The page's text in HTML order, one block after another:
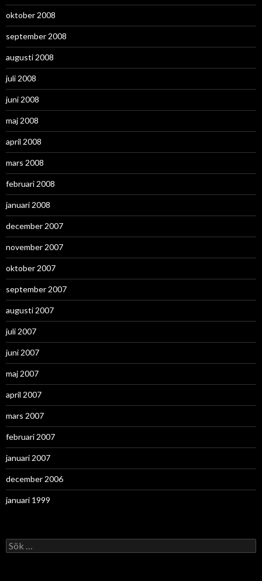
oktober 2008
september 2008
augusti 2008
juli 2008
juni 2008
maj 2008
april 2008
mars 2008
februari 2008
januari 2008
december 2007
november 2007
oktober 2007
september 2007
augusti 2007
juli 2007
juni 2007
maj 2007
april 2007
mars 2007
februari 2007
januari 2007
december 2006
januari 1999
Sök
efter: